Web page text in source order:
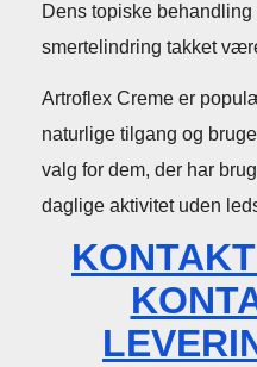
Dens topiske
smertelindring takket
Artroflex Creme er
naturlige tilgang og
valg for dem, der har
daglige aktivitet uden